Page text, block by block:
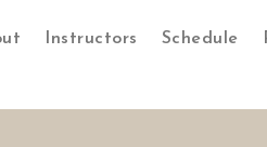
Instructors Schedule